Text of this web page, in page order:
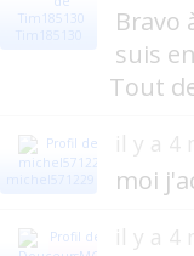
Tim185130
Bravo
suis
Tout
michel571229
il y a 4
moi
il y a 4